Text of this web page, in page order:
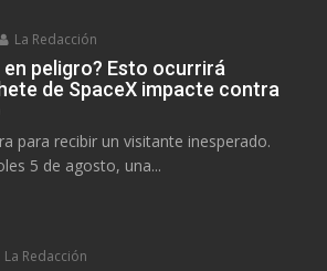
La Redacción
en peligro? Esto ocurrirá
de SpaceX impacte contra
para recibir un visitante inesperado.
5 de agosto, una...
La Redacción